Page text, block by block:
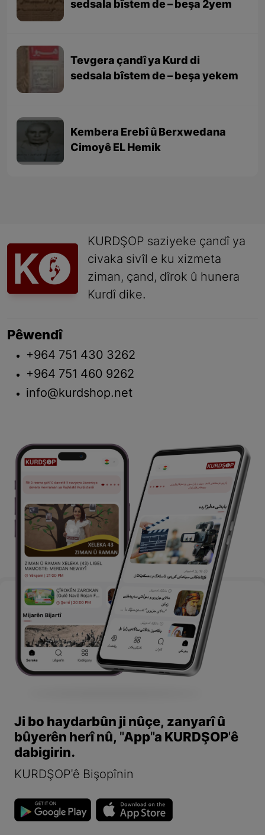
sedsala bîstem de – beşa 2yem
Tevgera çandî ya Kurd di
sedsala bîstem de – beşa yekem
Kembera Erebî û Berxwedana
Cimoyê EL Hemik
KURDŞOP saziyeke çandî ya
civaka sivîl e ku xizmeta
ziman, çand, dîrok û hunera
Kurdî dike.
Pêwendî
+964 751 430 3262
+964 751 460 9262
info@kurdshop.net
Ji bo haydarbûn ji nûçe, zanyarî û
bûyerên herî nû, "App"a KURDŞOP'ê
dabigirin.
KURDŞOP'ê Bişopînin